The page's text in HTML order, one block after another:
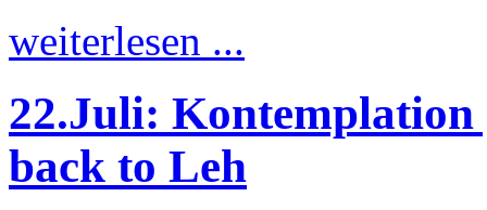
weiterlesen ...
22.Juli: Kontemplation
back to Leh